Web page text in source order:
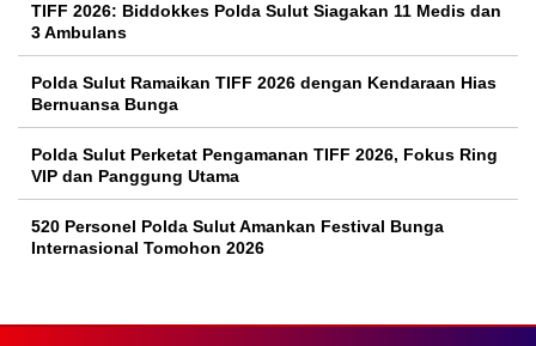
TIFF 2026: Biddokkes Polda Sulut Siagakan 11 Medis dan
3 Ambulans
Polda Sulut Ramaikan TIFF 2026 dengan Kendaraan Hias
Bernuansa Bunga
Polda Sulut Perketat Pengamanan TIFF 2026, Fokus Ring
VIP dan Panggung Utama
520 Personel Polda Sulut Amankan Festival Bunga
Internasional Tomohon 2026